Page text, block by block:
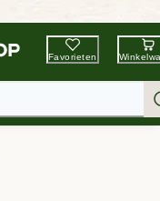
Tuin & Dier
Favorieten